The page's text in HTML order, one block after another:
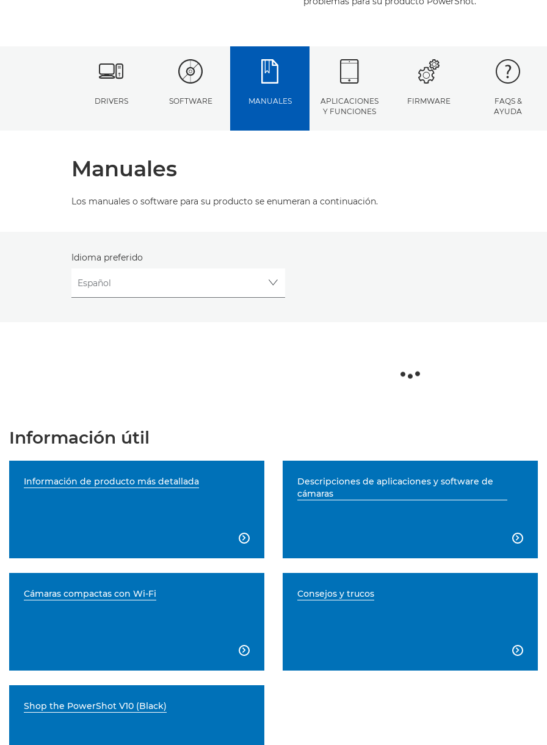
DRIVERS SOFTWARE MANUALES
APLICACIONES
Y FUNCIONES
FIRMWARE
FAQS &
AYUDA
Manuales
Los manuales o software para su producto se enumeran a continuación.
Idioma preferido
Información útil
Información de producto más detallada

Descripciones de aplicaciones y software de
cámaras

Cámaras compactas con Wi-Fi

Consejos y trucos

Shop the PowerShot V10 (Black)